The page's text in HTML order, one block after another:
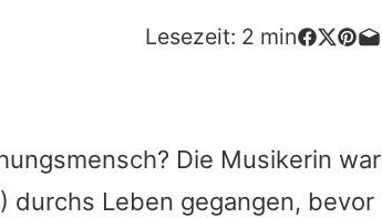
Lesezeit: 2 min
Die Musikerin war
durchs Leben gegangen, bevor